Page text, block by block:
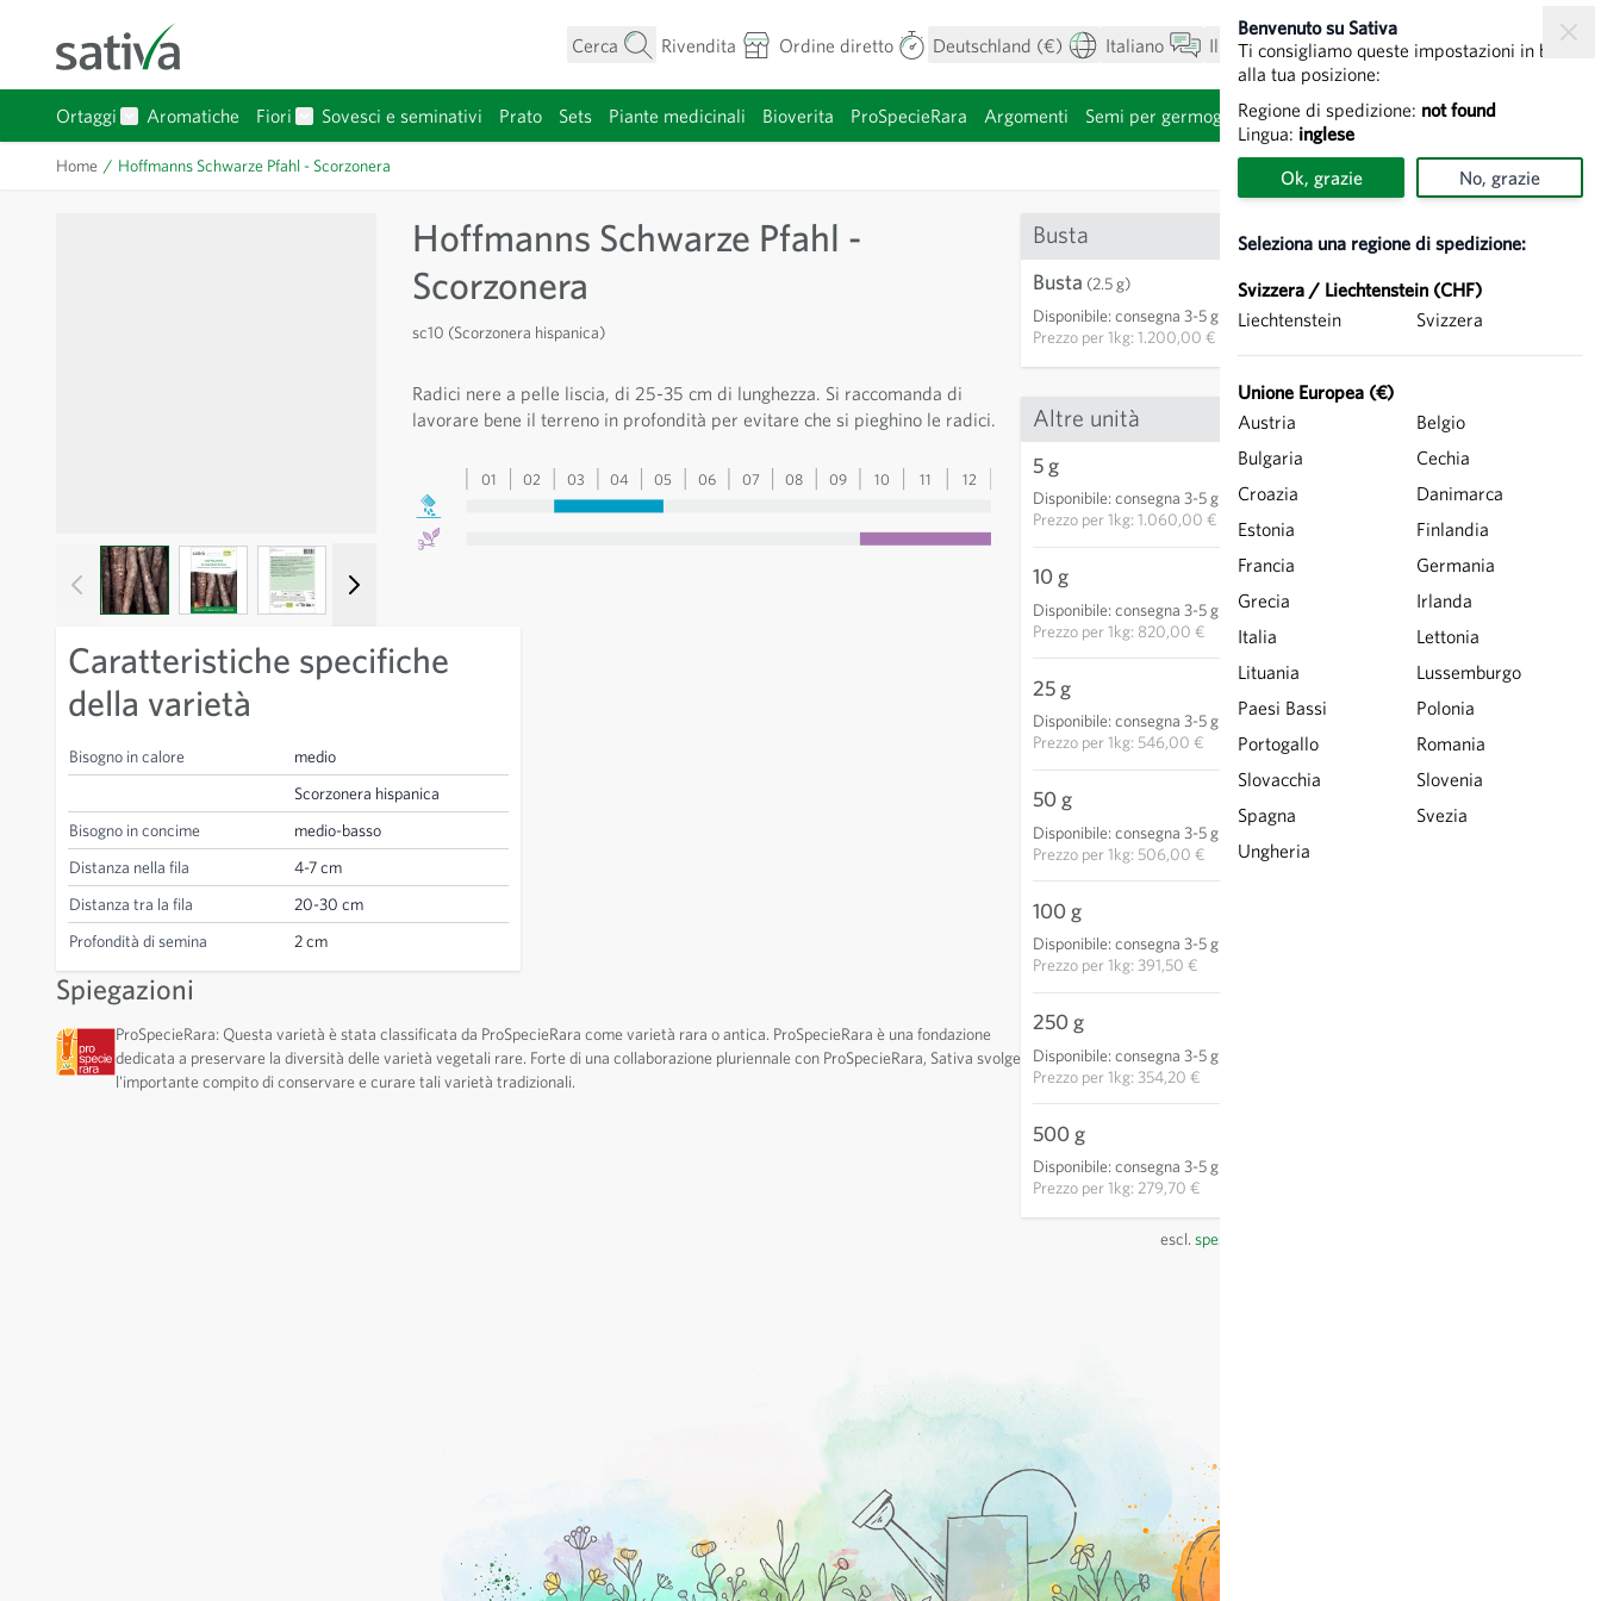
Cerca
Rivendita Ordine diretto Deutschland (€) Italiano Il mio account Visualizza carrello
Ortaggi
Aromatiche
Fiori
Sovesci e seminativi Prato Sets Piante medicinali Bioverita ProSpecieRara Argomenti Semi per germogli
Benvenuto su Sativa
Ti consigliamo queste impostazioni in base
alla tua posizione:
Regione di spedizione: not found
Lingua: inglese
Ok, grazie No, grazie
Seleziona una regione di spedizione:
Svizzera / Liechtenstein (CHF)
Liechtenstein
Svizzera
Unione Europea (€)
Austria
Belgio
Bulgaria
Cechia
Croazia
Danimarca
Estonia
Finlandia
Francia
Germania
Grecia
Irlanda
Italia
Lettonia
Lituania
Lussemburgo
Paesi Bassi
Polonia
Portogallo
Romania
Slovacchia
Slovenia
Spagna
Svezia
Ungheria
Home / Hoffmanns Schwarze Pfahl - Scorzonera
Hoffmanns Schwarze Pfahl -
Scorzonera
sc10 (Scorzonera hispanica)
Radici nere a pelle liscia, di 25-35 cm di lunghezza. Si raccomanda di
lavorare bene il terreno in profondità per evitare che si pieghino le radici.
01 02 03 04 05 06 07 08 09 10 11 12
View larger imageView larger imageView larger imageView larger image
Caratteristiche specifiche
della varietà
Bisogno in calore
medio
Scorzonera hispanica
Bisogno in concime
medio-basso
Distanza nella fila
4-7 cm
Distanza tra la fila
20-30 cm
Profondità di semina
2 cm
Spiegazioni
ProSpecieRara: Questa varietà è stata classificata da ProSpecieRara come varietà rara o antica. ProSpecieRara è una fondazione
dedicata a preservare la diversità delle varietà vegetali rare. Forte di una collaborazione pluriennale con ProSpecieRara, Sativa svolge
l'importante compito di conservare e curare tali varietà tradizionali.
Busta
Busta (2.5 g)
Disponibile: consegna 3-5 giorni
Prezzo per1kg: 1.200,00 €
3,00 €
AGGIUNGI AL CARRELLO
Altre unità
5 g
Disponibile: consegna 3-5 giorni
Prezzo per1kg: 1.060,00 €
AGGIUNGI AL CARRELLO
10 g
Disponibile: consegna 3-5 giorni
Prezzo per1kg: 820,00 €
8,20 €
25 g
Disponibile: consegna 3-5 giorni
Prezzo per1kg: 546,00 €
13,65 €
50 g
Disponibile: consegna 3-5 giorni
Prezzo per1kg: 506,00 €
100 g
Disponibile: consegna 3-5 giorni
Prezzo per1kg: 391,50 €
250 g
Disponibile: consegna 3-5 giorni
Prezzo per1kg: 354,20 €
500 g
Disponibile: consegna 3-5 giorni
Prezzo per1kg: 279,70 €
escl. spese di spedizione